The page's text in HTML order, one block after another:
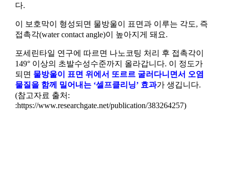
다.
이 보호막이 형성되면 물방울이 표면과 이루는 각도, 즉
접촉각(water contact angle)이 높아지게 돼요.
포세린타일 연구에 따르면 나노코팅 처리 후 접촉각이
149° 이상의 초발수성수준까지 올라갑니다. 이 정도가
되면 물방울이 표면 위에서 또르르 굴러다니면서 오염
물질을 함께 밀어내는 ‘셀프클리닝’ 효과가 생깁니다.
(참고자료 출처:
:https://www.researchgate.net/publication/383264257)